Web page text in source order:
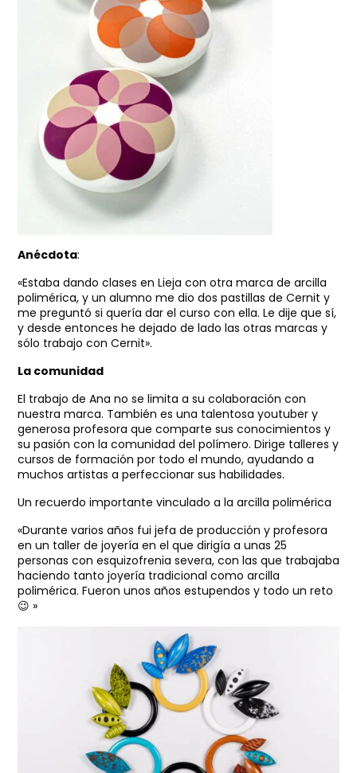
Anécdota:
«Estaba dando clases en Lieja con otra marca de arcilla
polimérica, y un alumno me dio dos pastillas de Cernit y
me preguntó si quería dar el curso con ella. Le dije que sí,
y desde entonces he dejado de lado las otras marcas y
sólo trabajo con Cernit».
La comunidad
El trabajo de Ana no se limita a su colaboración con
nuestra marca. También es una talentosa youtuber y
generosa profesora que comparte sus conocimientos y
su pasión con la comunidad del polímero. Dirige talleres y
cursos de formación por todo el mundo, ayudando a
muchos artistas a perfeccionar sus habilidades.
Un recuerdo importante vinculado a la arcilla polimérica
«Durante varios años fui jefa de producción y profesora
en un taller de joyería en el que dirigía a unas 25
personas con esquizofrenia severa, con las que trabajaba
haciendo tanto joyería tradicional como arcilla
polimérica. Fueron unos años estupendos y todo un reto
😉 »